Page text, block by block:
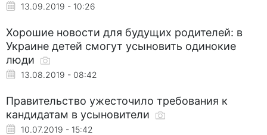
13.09.2019 - 10:26
Хорошие новости для будущих родителей: в
Украине детей смогут усыновить одинокие
люди
13.08.2019 - 08:42
Правительство ужесточило требования к
кандидатам в усыновители
10.07.2019 - 15:42